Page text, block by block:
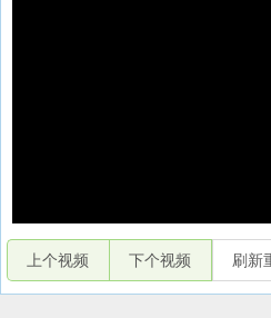
上个视频 下个视频 刷新